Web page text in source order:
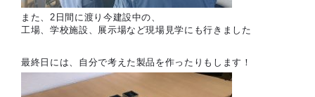
また、2日間に渡り今建設中の、
工場、学校施設、展示場など現場見学にも行きました
最終日には、自分で考えた製品を作ったりもします！